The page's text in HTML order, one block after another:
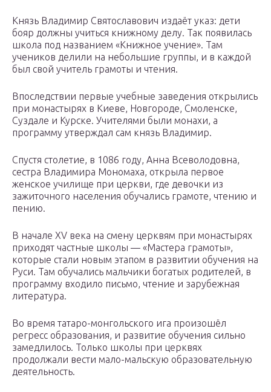
Князь Владимир Святославович издаёт указ: дети
бояр должны учиться книжному делу. Так появилась
школа под названием «Книжное учение». Там
учеников делили на небольшие группы, и в каждой
был свой учитель грамоты и чтения.
Впоследствии первые учебные заведения открылись
при монастырях в Киеве, Новгороде, Смоленске,
Суздале и Курске. Учителями были монахи, а
программу утверждал сам князь Владимир.
Спустя столетие, в 1086 году, Анна Всеволодовна,
сестра Владимира Мономаха, открыла первое
женское училище при церкви, где девочки из
зажиточного населения обучались грамоте, чтению и
пению.
В начале XV века на смену церквям при монастырях
приходят частные школы — «Мастера грамоты»,
которые стали новым этапом в развитии обучения на
Руси. Там обучались мальчики богатых родителей, в
программу входило письмо, чтение и зарубежная
литература.
Во время татаро-монгольского ига произошёл
регресс образования, и развитие обучения сильно
замедлилось. Только школы при церквях
продолжали вести мало-мальскую образовательную
деятельность.